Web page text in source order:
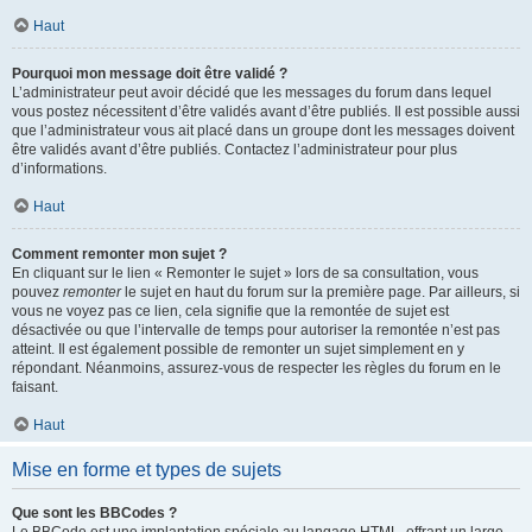
Haut
Pourquoi mon message doit être validé ?
L’administrateur peut avoir décidé que les messages du forum dans lequel
vous postez nécessitent d’être validés avant d’être publiés. Il est possible aussi
que l’administrateur vous ait placé dans un groupe dont les messages doivent
être validés avant d’être publiés. Contactez l’administrateur pour plus
d’informations.
Haut
Comment remonter mon sujet ?
En cliquant sur le lien « Remonter le sujet » lors de sa consultation, vous
pouvez remonterle sujet en haut du forum sur la première page. Par ailleurs, si
vous ne voyez pas ce lien, cela signifie que la remontée de sujet est
désactivée ou que l’intervalle de temps pour autoriser la remontée n’est pas
atteint. Il est également possible de remonter un sujet simplement en y
répondant. Néanmoins, assurez-vous de respecter les règles du forum en le
faisant.
Haut
Mise en forme et types de sujets
Que sont les BBCodes ?